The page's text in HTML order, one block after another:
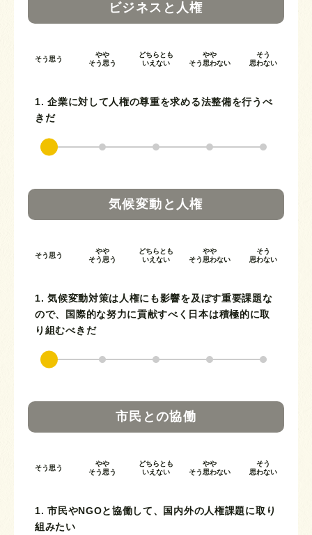
ビジネスと人権
そう思う
やや
そう思う
どちらとも
いえない
やや
そう思わない
そう
思わない
1. 企業に対して人権の尊重を求める法整備を行うべ
きだ
気候変動と人権
そう思う
やや
そう思う
どちらとも
いえない
やや
そう思わない
そう
思わない
1. 気候変動対策は人権にも影響を及ぼす重要課題な
ので、国際的な努力に貢献すべく日本は積極的に取
り組むべきだ
市民との協働
そう思う
やや
そう思う
どちらとも
いえない
やや
そう思わない
そう
思わない
1. 市民やNGOと協働して、国内外の人権課題に取り
組みたい